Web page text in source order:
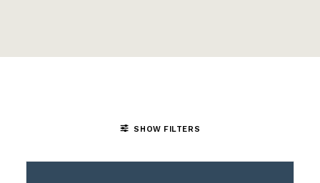
SHOW FILTERS